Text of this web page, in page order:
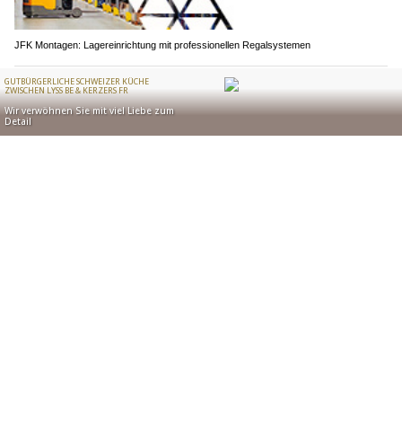
JFK Montagen: Lagereinrichtung mit professionellen Regalsystemen